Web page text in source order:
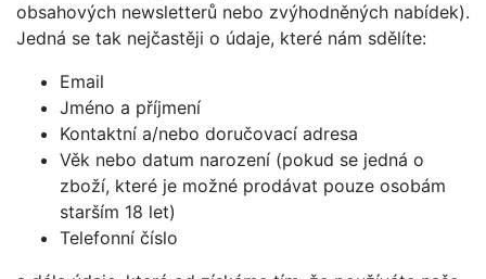
obsahových newsletterů nebo zvýhodněných nabídek).
Jedná se tak nejčastěji o údaje, které nám sdělíte:
Email
Jméno a příjmení
Kontaktní a/nebo doručovací adresa
Věk nebo datum narození (pokud se jedná o
zboží, které je možné prodávat pouze osobám
starším 18 let)
Telefonní číslo